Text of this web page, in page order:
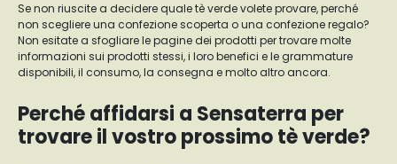
Se non riuscite a decidere quale tè verde volete provare, perché
non scegliere una confezione scoperta o una confezione regalo?
Non esitate a sfogliare le pagine dei prodotti per trovare molte
informazioni sui prodotti stessi, i loro benefici e le grammature
disponibili, il consumo, la consegna e molto altro ancora.
Perché affidarsi a Sensaterra per
trovare il vostro prossimo tè verde?